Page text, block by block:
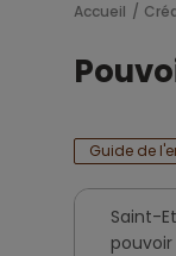
Accueil
Guide de
Saint-